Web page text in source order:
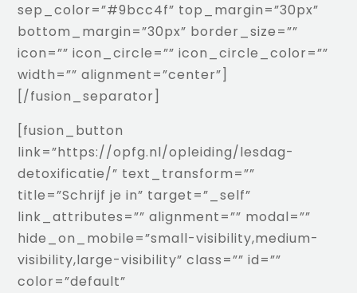
sep_color=”#9bcc4f” top_margin=”30px”
bottom_margin=”30px” border_size=””
icon=”” icon_circle=”” icon_circle_color=””
width=”” alignment=”center”]
[/fusion_separator]
[fusion_button
link=”https://opfg.nl/opleiding/lesdag-
detoxificatie/” text_transform=””
title=”Schrijf je in” target=”_self”
link_attributes=”” alignment=”” modal=””
hide_on_mobile=”small-visibility,medium-
visibility,large-visibility” class=”” id=””
color=”default”